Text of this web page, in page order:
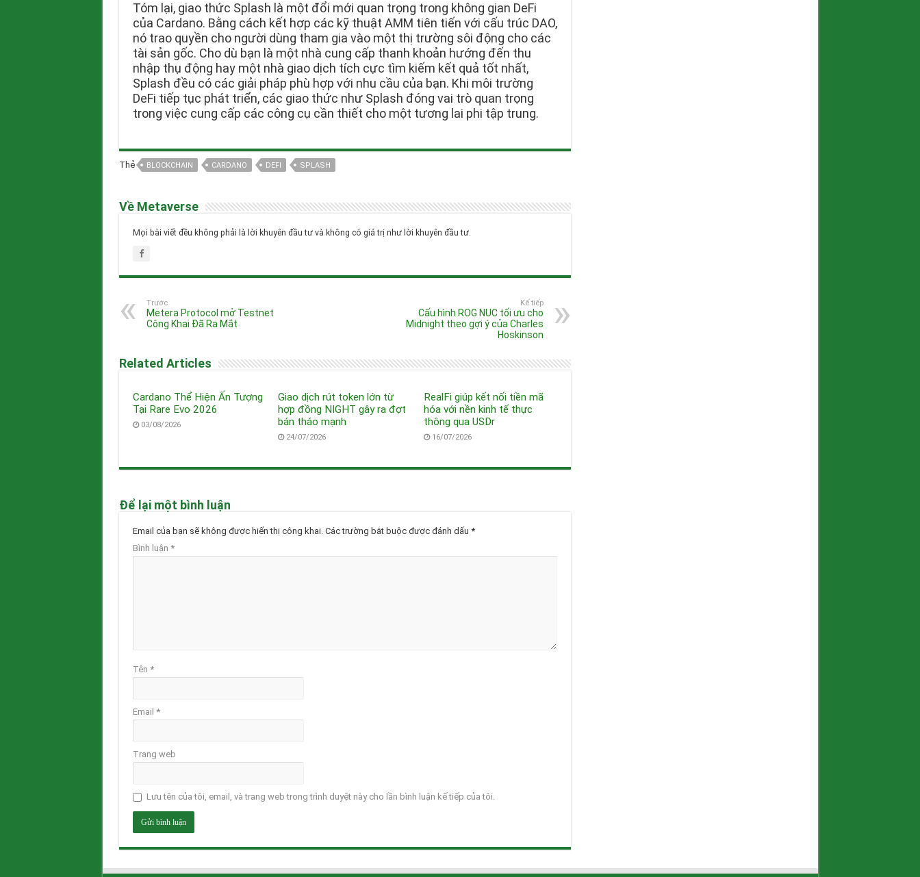
Tóm lại, giao thức Splash là một đổi mới quan trọng trong không gian DeFi
của Cardano. Bằng cách kết hợp các kỹ thuật AMM tiên tiến với cấu trúc DAO,
nó trao quyền cho người dùng tham gia vào một thị trường sôi động cho các
tài sản gốc. Cho dù bạn là một nhà cung cấp thanh khoản hướng đến thu
nhập thụ động hay một nhà giao dịch tích cực tìm kiếm kết quả tốt nhất,
Splash đều có các giải pháp phù hợp với nhu cầu của bạn. Khi môi trường
DeFi tiếp tục phát triển, các giao thức như Splash đóng vai trò quan trọng
trong việc cung cấp các công cụ cần thiết cho một tương lai phi tập trung.
Thẻ BLOCKCHAIN CARDANO DEFI SPLASH
Về Metaverse
Mọi bài viết đều không phải là lời khuyên đầu tư và không có giá trị như lời khuyên đầu tư.
Trước
Metera Protocol mở Testnet
Công Khai Đã Ra Mắt
Kế tiếp
Cấu hình ROG NUC tối ưu cho
Midnight theo gợi ý của Charles
Hoskinson
Related Articles
Cardano Thể Hiện Ấn Tượng
Tại Rare Evo 2026
03/08/2026
Giao dịch rút token lớn từ
hợp đồng NIGHT gây ra đợt
bán tháo mạnh
24/07/2026
RealFi giúp kết nối tiền mã
hóa với nền kinh tế thực
thông qua USDr
16/07/2026
Để lại một bình luận
Email của bạn sẽ không được hiển thị công khai. Các trường bắt buộc được đánh dấu *
Bình luận *
Tên *
Email *
Trang web
Lưu tên của tôi, email, và trang web trong trình duyệt này cho lần bình luận kế tiếp của tôi.